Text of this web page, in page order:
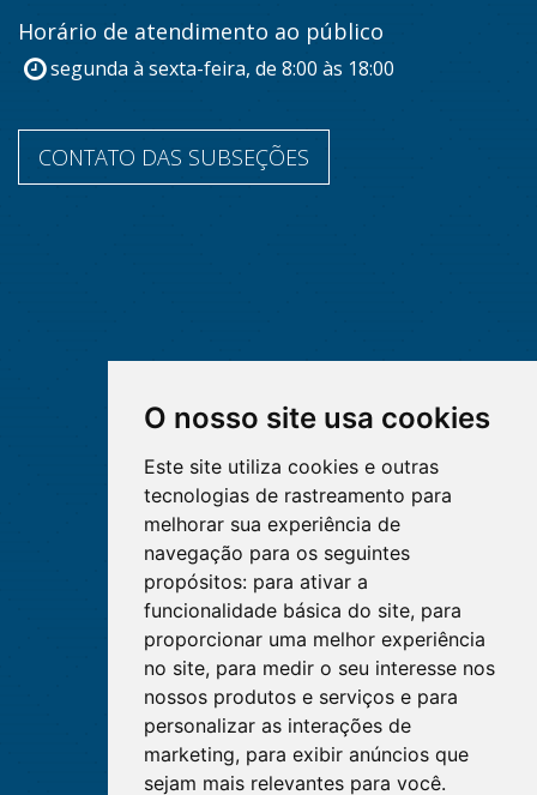
O nosso site usa cookies
Este site utiliza cookies e outras
tecnologias de rastreamento para
melhorar sua experiência de
navegação para os seguintes
propósitos: para ativar a
funcionalidade básica do site, para
proporcionar uma melhor experiência
no site, para medir o seu interesse nos
nossos produtos e serviços e para
personalizar as interações de
marketing, para exibir anúncios que
sejam mais relevantes para você.
Horário de atendimento ao público
segunda à sexta-feira, de 8:00 às 18:00
CONTATO DAS SUBSEÇÕES